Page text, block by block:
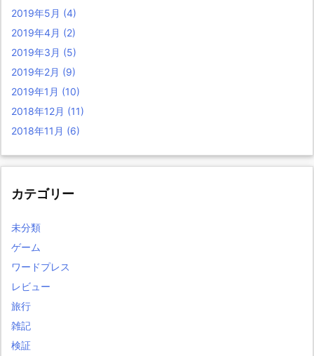
2019年5月 (4)
2019年4月 (2)
2019年3月 (5)
2019年2月 (9)
2019年1月 (10)
2018年12月 (11)
2018年11月 (6)
カテゴリー
未分類
ゲーム
ワードプレス
レビュー
旅行
雑記
検証